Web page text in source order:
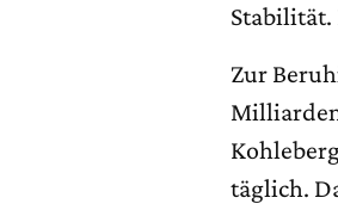
Zur
täglich.